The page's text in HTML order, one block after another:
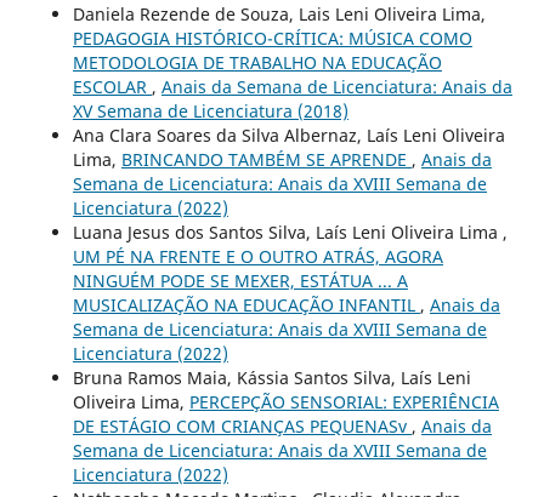
Daniela Rezende de Souza, Lais Leni Oliveira Lima,
PEDAGOGIA HISTÓRICO-CRÍTICA: MÚSICA COMO
METODOLOGIA DE TRABALHO NA EDUCAÇÃO
ESCOLAR , Anais da Semana de Licenciatura: Anais da
XV Semana de Licenciatura (2018)
Ana Clara Soares da Silva Albernaz, Laís Leni Oliveira
Lima, BRINCANDO TAMBÉM SE APRENDE , Anais da
Semana de Licenciatura: Anais da XVIII Semana de
Licenciatura (2022)
Luana Jesus dos Santos Silva, Laís Leni Oliveira Lima ,
UM PÉ NA FRENTE E O OUTRO ATRÁS, AGORA
NINGUÉM PODE SE MEXER, ESTÁTUA ... A
MUSICALIZAÇÃO NA EDUCAÇÃO INFANTIL , Anais da
Semana de Licenciatura: Anais da XVIII Semana de
Licenciatura (2022)
Bruna Ramos Maia, Kássia Santos Silva, Laís Leni
Oliveira Lima, PERCEPÇÃO SENSORIAL: EXPERIÊNCIA
DE ESTÁGIO COM CRIANÇAS PEQUENASv , Anais da
Semana de Licenciatura: Anais da XVIII Semana de
Licenciatura (2022)